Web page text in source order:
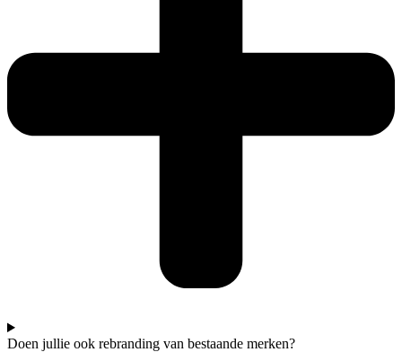
Doen jullie ook rebranding van bestaande merken?